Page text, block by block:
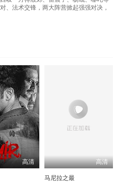
、法术交锋，两大阵营掀起强强对决，
高清 高清
马尼拉之最